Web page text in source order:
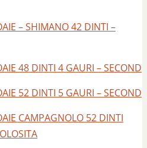
– SHIMANO 42 DINTI –
48 DINTI 4 GAURI – SECOND
52 DINTI 5 GAURI – SECOND
CAMPAGNOLO 52 DINTI